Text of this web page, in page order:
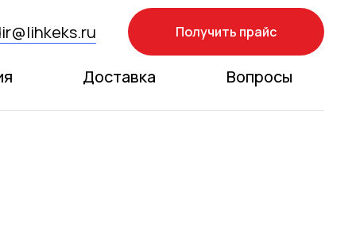
Получить прайс
Доставка Вопросы